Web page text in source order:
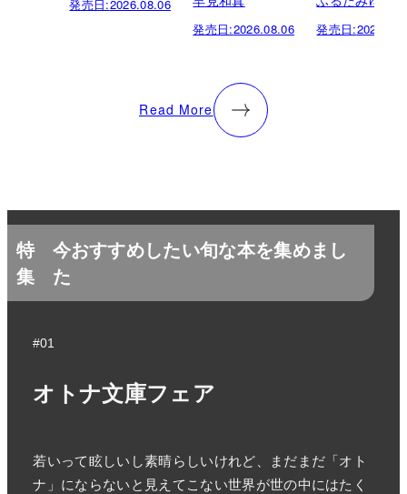
発売日:2026.08.06
発売日:2026.08.06 発売日:
Read More
特
集
今おすすめしたい旬な本を集めまし
た
#01
オトナ文庫フェア
若いって眩しいし素晴らしいけれど、まだまだ「オト
ナ」にならないと見えてこない世界が世の中にはたく